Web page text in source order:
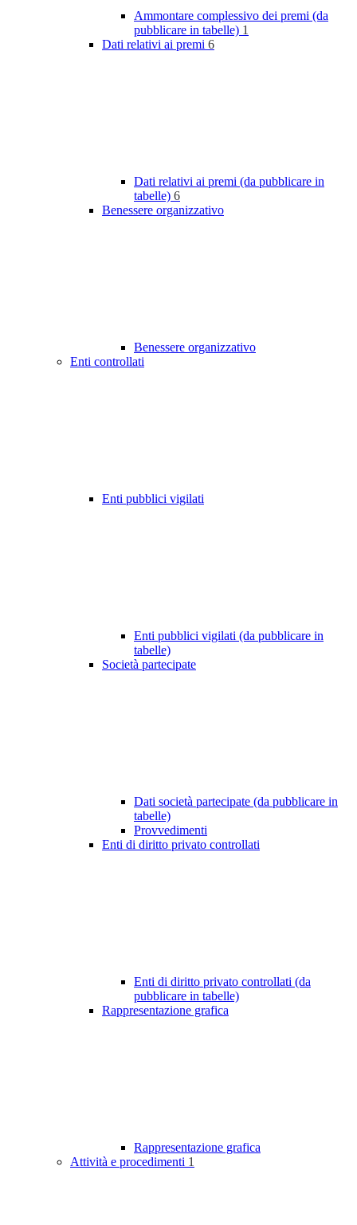
Ammontare complessivo dei premi (da
pubblicare in tabelle) 1
Dati relativi ai premi 6
Dati relativi ai premi (da pubblicare in
tabelle) 6
Benessere organizzativo
Benessere organizzativo
Enti controllati
Enti pubblici vigilati
Enti pubblici vigilati (da pubblicare in
tabelle)
Società partecipate
Dati società partecipate (da pubblicare in
tabelle)
Provvedimenti
Enti di diritto privato controllati
Enti di diritto privato controllati (da
pubblicare in tabelle)
Rappresentazione grafica
Rappresentazione grafica
Attività e procedimenti 1